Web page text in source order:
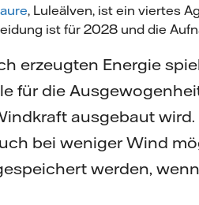
, Luleälven, ist ein viertes
ist für 2028 und die
erzeugten Energie
für die
ausgebaut
bei weniger Wind
werden,